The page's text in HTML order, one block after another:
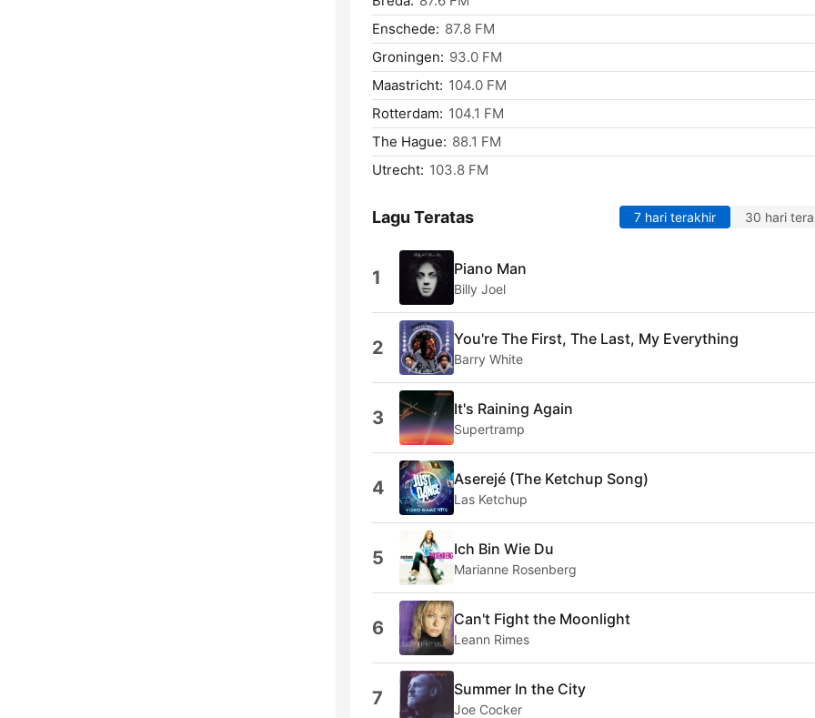
Enschede: 87.8 FM
Groningen: 93.0 FM
Maastricht: 104.0 FM
Rotterdam: 104.1 FM
The Hague: 88.1 FM
Utrecht: 103.8 FM
Lagu Teratas 7 hari terakhir 30 hari
1 Piano Man
Billy Joel
2 You're The First, The Last, My Everything
Barry White
3 It's Raining Again
Supertramp
4 Aserejé (The Ketchup Song)
Las Ketchup
5 Ich Bin Wie Du
Marianne Rosenberg
6 Can't Fight the Moonlight
Leann Rimes
7 Summer In the City
Joe Cocker